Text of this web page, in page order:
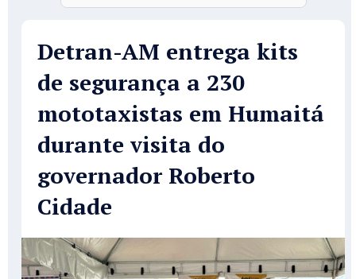
Detran-AM entrega kits
de segurança a 230
mototaxistas em Humaitá
durante visita do
governador Roberto
Cidade